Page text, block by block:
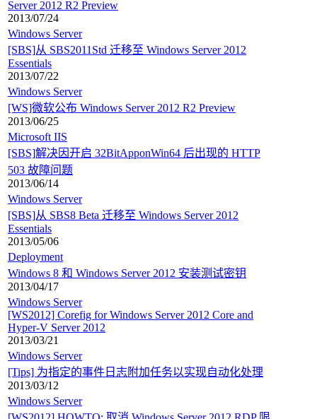
Server 2012 R2 Preview
2013/07/24
Windows Server
[SBS]从 SBS2011Std 迁移至 Windows Server 2012
Essentials
2013/07/22
Windows Server
[WS]微软公布 Windows Server 2012 R2 Preview
2013/06/25
Microsoft IIS
[SBS]解决因开启 32BitApponWin64 后出现的 HTTP
503 故障问题
2013/06/14
Windows Server
[SBS]从 SBS8 Beta 迁移至 Windows Server 2012
Essentials
2013/05/06
Deployment
Windows 8 和 Windows Server 2012 安装测试密钥
2013/04/17
Windows Server
[WS2012] Corefig for Windows Server 2012 Core and
Hyper-V Server 2012
2013/03/21
Windows Server
[Tips] 为指定的事件日志附加任务以实现自动化处理
2013/03/12
Windows Server